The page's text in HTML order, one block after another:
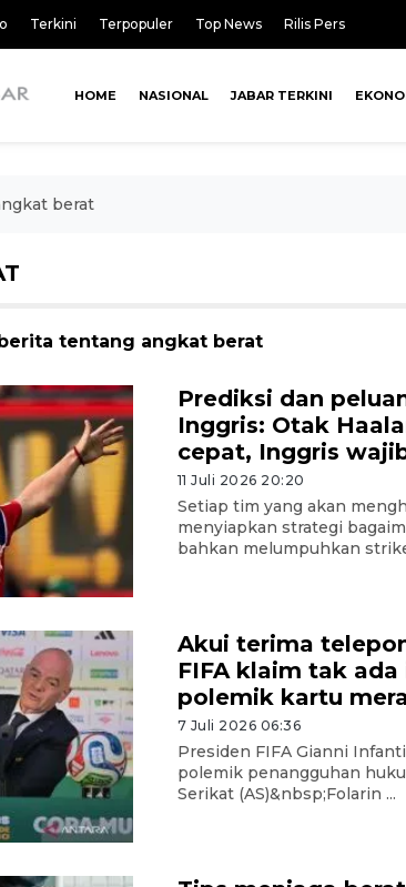
Terkini Terpopuler Top News Rilis Pers
HOME NASIONAL JABAR TERKINI
berat
tentang angkat berat
Prediksi dan
Inggris: Otak
cepat, Inggris
11 Juli 2026 20:20
Setiap tim yang akan
menyiapkan strategi
bahkan melumpuhkan
Akui terima
FIFA klaim tak
polemik kartu
7 Juli 2026 06:36
Presiden FIFA Gianni
polemik penangguhan
Serikat (AS)&nbsp;Folarin ...